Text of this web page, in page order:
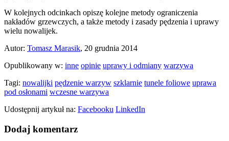
W kolejnych odcinkach opiszę kolejne metody ograniczenia
nakładów grzewczych, a także metody i zasady pędzenia i uprawy
wielu nowalijek.
Autor: Tomasz Marasik, 20 grudnia 2014
Opublikowany w: inne opinie uprawy i odmiany warzywa
Tagi: nowalijki pędzenie warzyw szklarnie tunele foliowe uprawa
pod osłonami wczesne warzywa
Udostępnij artykuł na: Facebooku LinkedIn
Dodaj komentarz